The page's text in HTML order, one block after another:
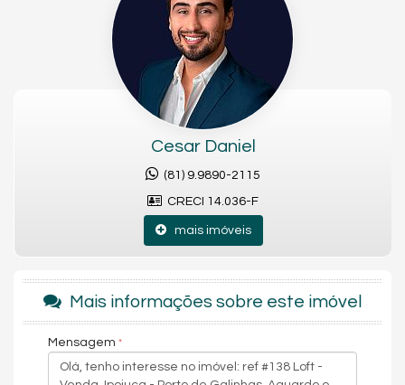
Detalhes internos:
📍 R. Merepe III – Porto de Galinhas, Ipojuca – PE, a 51 km do
Aeroporto Internacional do Recife.
Características do Imóvel
Ar Condicionado
Andar Alto
Decorado
Fechadura Eletrônica
Mezanino
Sala de Estar
Cesar Daniel
(81) 9.9890-2115
CRECI 14.036-F
mais imóveis
Mais informações sobre este imóvel
Mensagem